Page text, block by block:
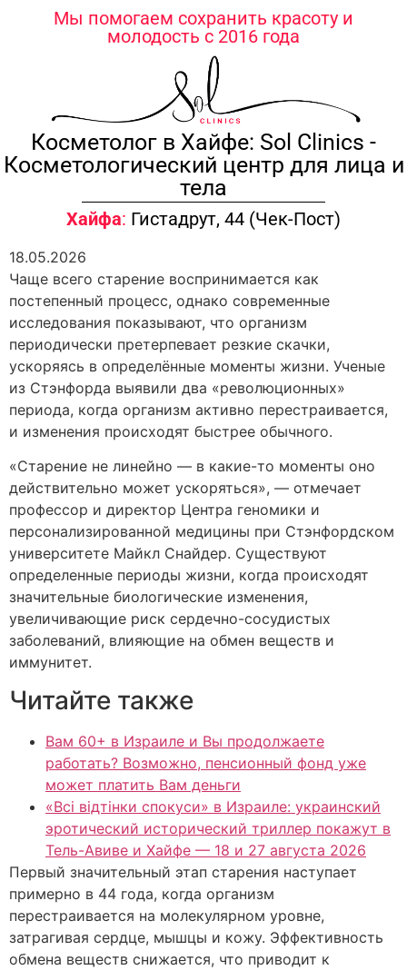
содержимомуМы помогаем сохранить красоту и
молодость с 2016 года
Косметолог в Хайфе: Sol Clinics -
Косметологический центр для лица и
тела
Хайфа: Гистадрут, 44 (Чек-Пост)
18.05.2026
Чаще всего старение воспринимается как
постепенный процесс, однако современные
исследования показывают, что организм
периодически претерпевает резкие скачки,
ускоряясь в определённые моменты жизни. Ученые
из Стэнфорда выявили два «революционных»
периода, когда организм активно перестраивается,
и изменения происходят быстрее обычного.
«Старение не линейно — в какие-то моменты оно
действительно может ускоряться», — отмечает
профессор и директор Центра геномики и
персонализированной медицины при Стэнфордском
университете Майкл Снайдер. Существуют
определенные периоды жизни, когда происходят
значительные биологические изменения,
увеличивающие риск сердечно-сосудистых
заболеваний, влияющие на обмен веществ и
иммунитет.
Читайте также
Вам 60+ в Израиле и Вы продолжаете
работать? Возможно, пенсионный фонд уже
может платить Вам деньги
«Всі відтінки спокуси» в Израиле: украинский
эротический исторический триллер покажут в
Тель-Авиве и Хайфе — 18 и 27 августа 2026
Первый значительный этап старения наступает
примерно в 44 года, когда организм
перестраивается на молекулярном уровне,
затрагивая сердце, мышцы и кожу. Эффективность
обмена веществ снижается, что приводит к